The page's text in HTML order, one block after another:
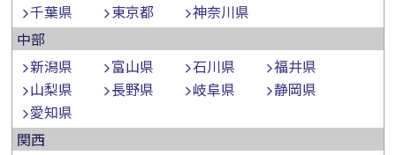
千葉県
東京都
神奈川県
中部
新潟県
富山県 石川県
福井県
山梨県
長野県 岐阜県
静岡県
愛知県
関西